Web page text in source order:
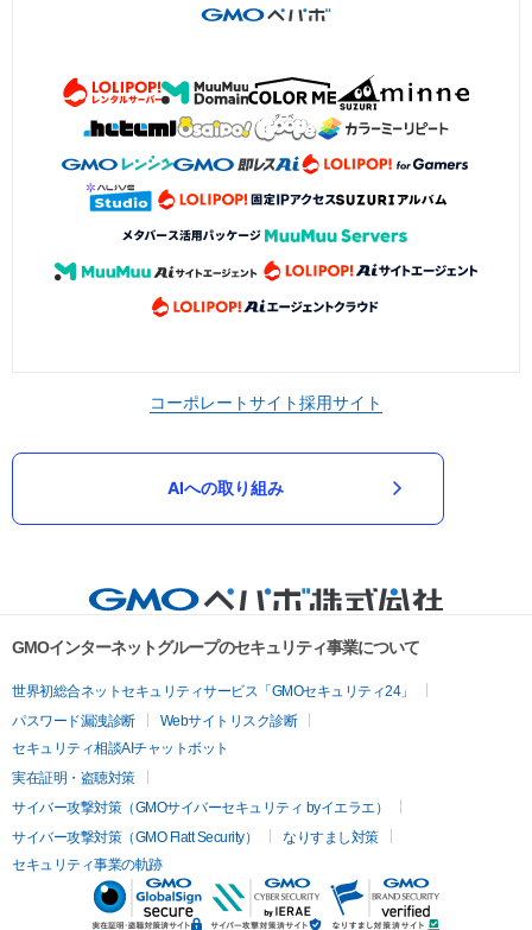
コーポレートサイト採用サイト
AIへの取り組み
GMOインターネットグループのセキュリティ事業について
世界初総合ネットセキュリティサービス「GMOセキュリティ24」
パスワード漏洩診断
Webサイトリスク診断
セキュリティ相談AIチャットボット
実在証明・盗聴対策
サイバー攻撃対策（GMOサイバーセキュリティ byイエラエ）
サイバー攻撃対策（GMO Flatt Security）
なりすまし対策
セキュリティ事業の軌跡